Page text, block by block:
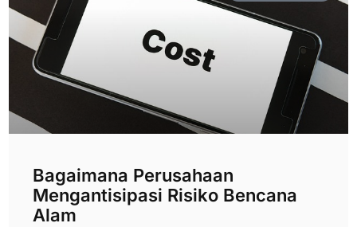
Bagaimana Perusahaan
Mengantisipasi Risiko Bencana
Alam